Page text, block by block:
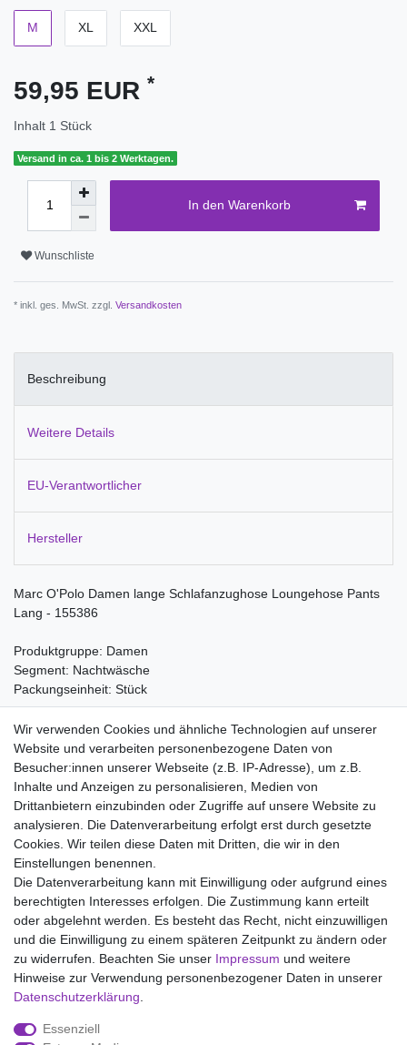
M XL XXL
59,95 EUR *
Inhalt 1 Stück
Versand in ca. 1 bis 2 Werktagen.
In den Warenkorb
Wunschliste
* inkl. ges. MwSt. zzgl. Versandkosten
Beschreibung
Weitere Details
EU-Verantwortlicher
Hersteller
Marc O'Polo Damen lange Schlafanzughose Loungehose Pants
Lang - 155386
Produktgruppe: Damen
Segment: Nachtwäsche
Packungseinheit: Stück
Material:
50% Baumwolle
50% Modal
Wir liefern mit DHL (auch Samstags)
Kostenloser Versand
14 Tage Rückgaberecht
Impressum Daten­schutz­erklärung AGB
Widerrufs­recht
Wir verwenden Cookies und ähnliche Technologien auf unserer
Website und verarbeiten personenbezogene Daten von
Besucher:innen unserer Webseite (z.B. IP-Adresse), um z.B.
Inhalte und Anzeigen zu personalisieren, Medien von
Drittanbietern einzubinden oder Zugriffe auf unsere Website zu
analysieren. Die Datenverarbeitung erfolgt erst durch gesetzte
Cookies. Wir teilen diese Daten mit Dritten, die wir in den
Einstellungen benennen.
Die Datenverarbeitung kann mit Einwilligung oder aufgrund eines
berechtigten Interesses erfolgen. Die Zustimmung kann erteilt
oder abgelehnt werden. Es besteht das Recht, nicht einzuwilligen
und die Einwilligung zu einem späteren Zeitpunkt zu ändern oder
zu widerrufen. Beachten Sie unser Impressum und weitere
Hinweise zur Verwendung personenbezogener Daten in unserer
Daten­schutz­erklärung
Essenziell